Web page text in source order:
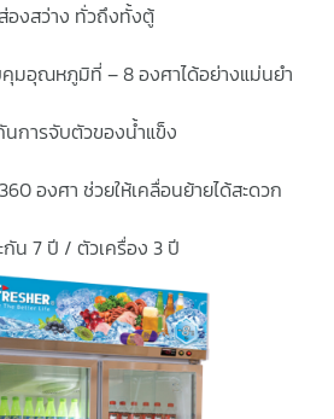
องสว่าง ทั่วถึงทั้งตู้
มอุณหภูมิที่ – 8 องศาได้อย่างแม่นยำ
การจับตัวของน้ำแข็ง
องศา ช่วยให้เคลื่อนย้ายได้สะดวก
กัน 7 ปี / ตัวเครื่อง 3 ปี